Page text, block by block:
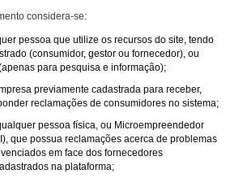
considera-se:
pessoa que utilize os recursos do site, tendo
(consumidor, gestor ou fornecedor), ou
para pesquisa e informação);
previamente cadastrada para receber,
reclamações de consumidores no sistema;
pessoa física, ou Microempreendedor
que possua reclamações acerca de problemas
em face dos fornecedores
na plataforma;